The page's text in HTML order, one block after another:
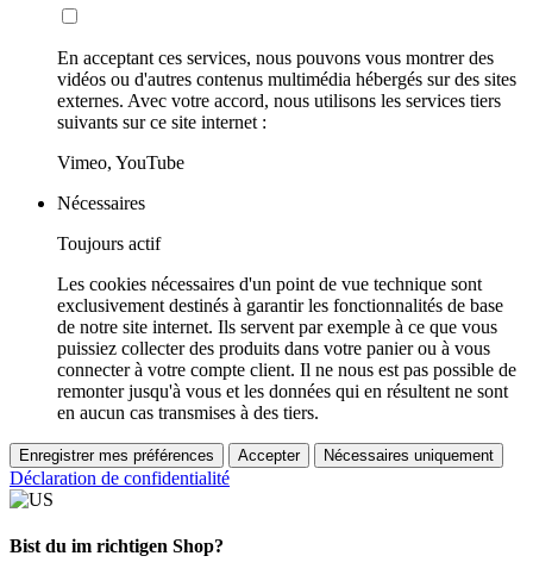
En acceptant ces services, nous pouvons vous montrer des
vidéos ou d'autres contenus multimédia hébergés sur des sites
externes. Avec votre accord, nous utilisons les services tiers
suivants sur ce site internet :
Vimeo, YouTube
Nécessaires
Toujours actif
Les cookies nécessaires d'un point de vue technique sont
exclusivement destinés à garantir les fonctionnalités de base
de notre site internet. Ils servent par exemple à ce que vous
puissiez collecter des produits dans votre panier ou à vous
connecter à votre compte client. Il ne nous est pas possible de
remonter jusqu'à vous et les données qui en résultent ne sont
en aucun cas transmises à des tiers.
Enregistrer mes préférences Accepter Nécessaires uniquement
Déclaration de confidentialité
Bist du im richtigen Shop?